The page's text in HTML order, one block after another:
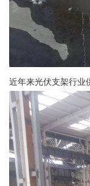
近年来光伏支架行业